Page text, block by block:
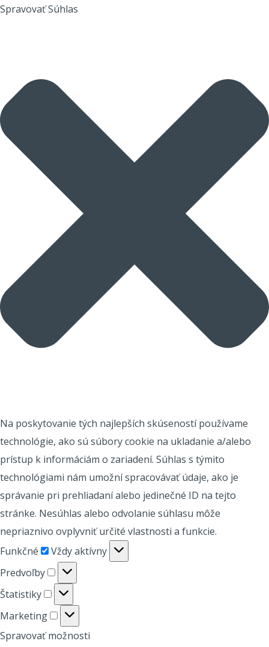
Spravovať Súhlas
Na poskytovanie tých najlepších skúseností používame
technológie, ako sú súbory cookie na ukladanie a/alebo
prístup k informáciám o zariadení. Súhlas s týmito
technológiami nám umožní spracovávať údaje, ako je
správanie pri prehliadaní alebo jedinečné ID na tejto
stránke. Nesúhlas alebo odvolanie súhlasu môže
nepriaznivo ovplyvniť určité vlastnosti a funkcie.
Funkčné
Funkčné
Vždy aktívny
Predvoľby
Predvoľby
Štatistiky
Štatistiky
Marketing
Marketing
Spravovať možnosti